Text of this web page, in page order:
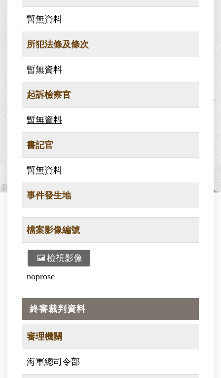
暫無資料
所犯法條及條次
暫無資料
起訴檢察官
暫無資料
書記官
暫無資料
事件發生地
檔案影像編號
檢視影像
noprose
終審裁判資料
審理機關
海軍總司令部